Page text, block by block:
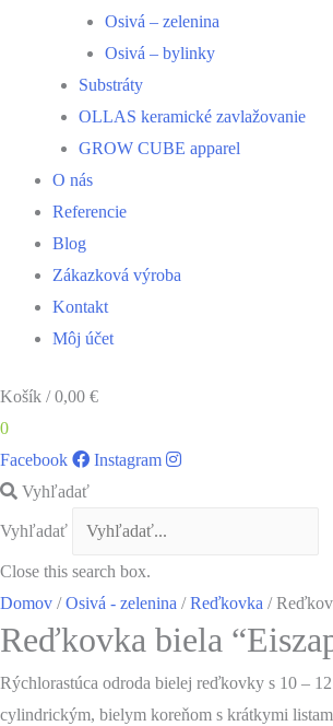
Osivá – zelenina
Osivá – bylinky
Substráty
OLLAS keramické zavlažovanie
GROW CUBE apparel
O nás
Referencie
Blog
Zákazková výroba
Kontakt
Môj účet
Košík /0,00 €
0
Facebook
Instagram
Vyhľadať
Vyhľadať
Close this search box.
Domov /Osivá - zelenina /Reďkovka /
Reďkovka biela
Rýchlorastúca odroda bielej reďkovky s 10 –
cylindrickým, bielym koreňom s krátkymi